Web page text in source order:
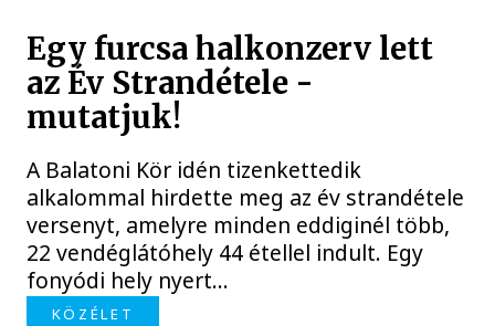
Egy furcsa halkonzerv lett
az Év Strandétele -
mutatjuk!
A Balatoni Kör idén tizenkettedik
alkalommal hirdette meg az év strandétele
versenyt, amelyre minden eddiginél több,
22 vendéglátóhely 44 étellel indult. Egy
fonyódi hely nyert...
KÖZÉLET